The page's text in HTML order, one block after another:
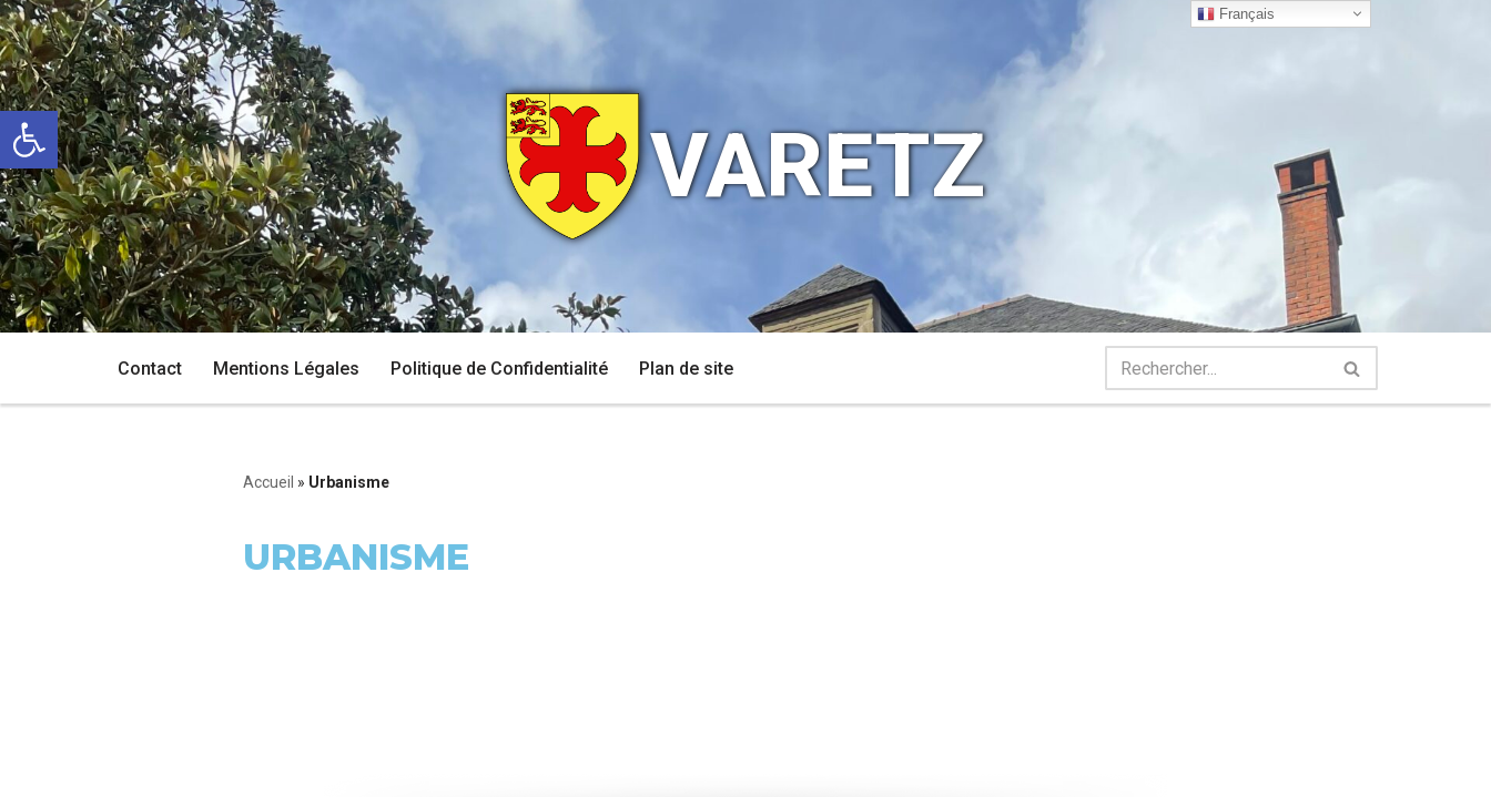
Ouvrir la barre d’outils
Aller
au
contenu
VARETZ
Contact Mentions Légales Politique de Confidentialité Plan de site
Accueil » Urbanisme
URBANISME
Français